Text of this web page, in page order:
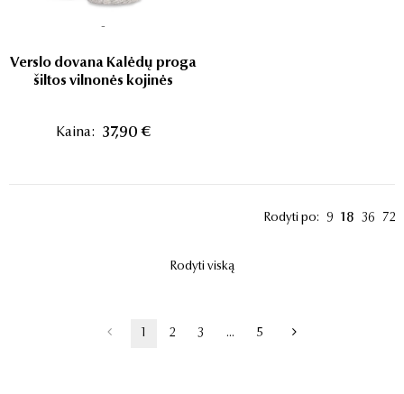
-
Verslo dovana Kalėdų proga
šiltos vilnonės kojinės
Kaina: 37,90 €
Rodyti po: 9 18 36 72
Rodyti viską
1 2 3 ... 5